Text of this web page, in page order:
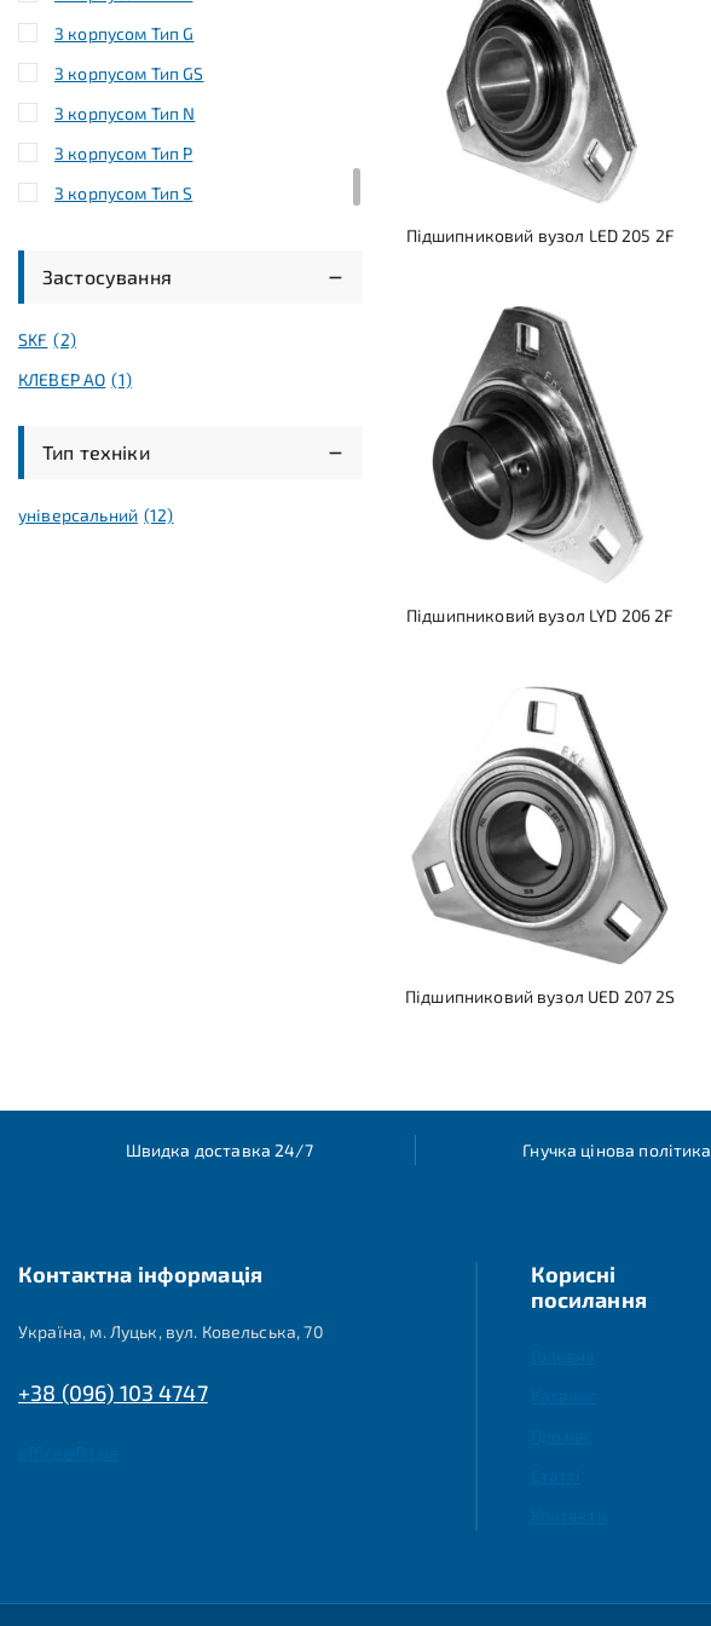
Підшипниковий вузол LED 205 2F
Підшипниковий вузол LYD 206 2F
Підшипниковий вузол UED 207 2S
З корпусом Тип G
З корпусом Тип GS
З корпусом Тип N
З корпусом Тип P
З корпусом Тип S
З корпусом Тип U
Застосування
SKF (2)
КЛЕВЕР АО (1)
Тип техніки
універсальний (12)
Швидка доставка 24/7 Гнучка цінова політика
Контактна інформація
Україна, м. Луцьк, вул. Ковельська, 70
+38 (096) 103 4747
Корисні
посилання